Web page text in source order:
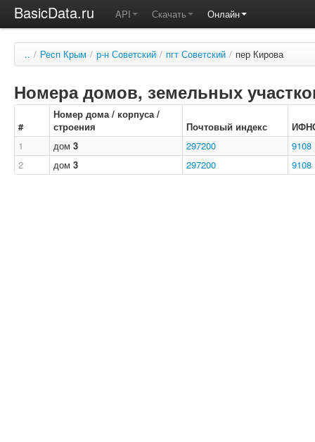
BasicData.ru API Скачать Онлайн
.. / Респ Крым / р-н Советский / пгт Советский / пер Кирова
Номера домов, земельных
#
Номер дома / корпуса /
строения
Почтовый индекс
1
дом 3 297200
9108
2
дом 3 297200 9108